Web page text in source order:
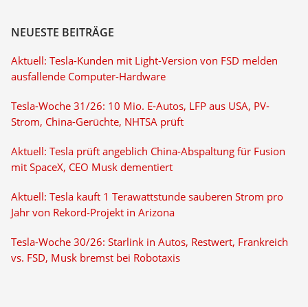
NEUESTE BEITRÄGE
Aktuell: Tesla-Kunden mit Light-Version von FSD melden
ausfallende Computer-Hardware
Tesla-Woche 31/26: 10 Mio. E-Autos, LFP aus USA, PV-
Strom, China-Gerüchte, NHTSA prüft
Aktuell: Tesla prüft angeblich China-Abspaltung für Fusion
mit SpaceX, CEO Musk dementiert
Aktuell: Tesla kauft 1 Terawattstunde sauberen Strom pro
Jahr von Rekord-Projekt in Arizona
Tesla-Woche 30/26: Starlink in Autos, Restwert, Frankreich
vs. FSD, Musk bremst bei Robotaxis